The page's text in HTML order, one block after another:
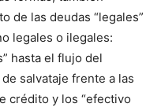
de las deudas “legales”
legales o ilegales:
hasta el flujo del
salvataje frente a las
crédito y los “efectivo